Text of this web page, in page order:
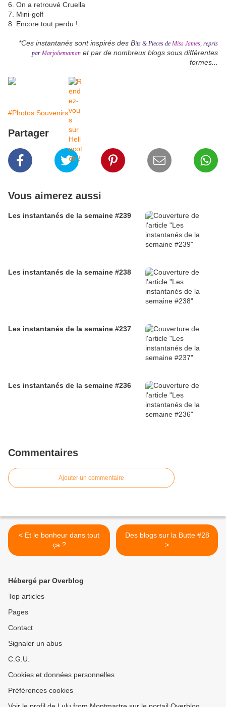
6. On a retrouvé Cruella
7. Mini-golf
8. Encore tout perdu !
*Ces instantanés sont inspirés des Bits & Pieces de Miss James, repris
par Marjoliemaman et par de nombreux blogs sous différentes
formes...
#Photos Souvenirs
Partager
Vous aimerez aussi
Les instantanés de la semaine #239
Les instantanés de la semaine #238
Les instantanés de la semaine #237
Les instantanés de la semaine #236
Commentaires
Ajouter un commentaire
< Et le bonheur dans tout
ça ?
Des blogs sur la Butte #28
>
Hébergé par Overblog
Top articles
Pages
Contact
Signaler un abus
C.G.U.
Cookies et données personnelles
Préférences cookies